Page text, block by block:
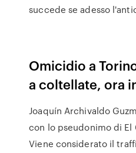
succede se adesso
Omicidio a
a coltellate, ora
Joaquín Archivaldo
con lo pseudonimo di El
Viene considerato il